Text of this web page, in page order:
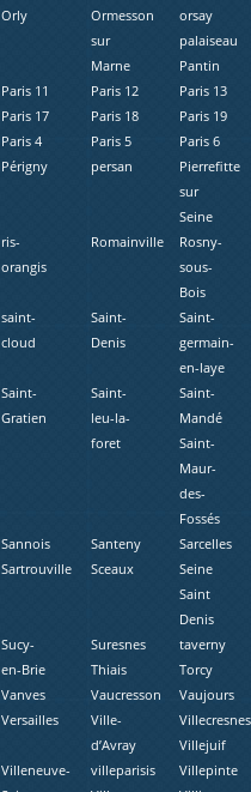
Orly
Ormesson
sur
Marne
orsay
palaiseau
Pantin
Paris 11 Paris 12
Paris 13
Paris 17 Paris 18
Paris 19
Paris 4 Paris 5
Paris 6
Périgny persan
Pierrefitte
sur
Seine
ris-
orangis
Romainville
Rosny-
sous-
Bois
saint-
cloud
Saint-
Denis
Saint-
germain-
en-laye
Saint-
Gratien
Saint-
leu-la-
foret
Saint-
Mandé
Saint-
Maur-
des-
Fossés
Sannois Santeny
Sarcelles
Sartrouville
Sceaux
Seine
Saint
Denis
Sucy-
en-Brie
Suresnes
taverny
Thiais
Torcy
Vanves Vaucresson
Vaujours
Versailles
Ville-
d’Avray
Villecresnes
Villejuif
Villeneuve-
villeparisis
Villepinte